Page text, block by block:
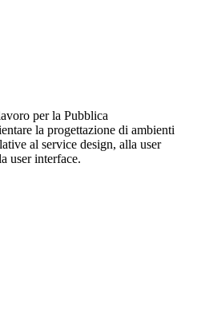
per la Pubblica
la progettazione di ambienti
al service design, alla user
user interface.